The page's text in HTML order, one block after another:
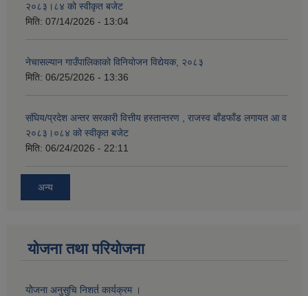
२०८३।८४ को स्वीकृत बजेट
मिति: 07/14/2026 - 13:04
नेचासल्यान गाउँपालिकाको विनियोजन विद्येयक, २०८३
मिति: 06/25/2026 - 13:36
संघिय/प्रदेश अन्तर सरकारी वित्तीय हस्तान्तरण , राजस्व बाँडफाँड लगायत आ व
२०८३।०८४ को स्वीकृत बजेट
मिति: 06/24/2026 - 22:11
अन्य
योजना तथा परियोजना
योेजना अनुसुचि निशर्त कार्यक्रम ।